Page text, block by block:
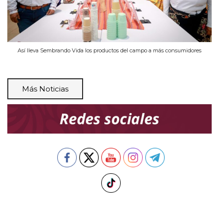
Así lleva Sembrando Vida los productos del campo a más consumidores
Más Noticias